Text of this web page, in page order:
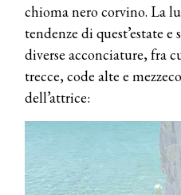
chioma nero corvino. La
tendenze di quest’estate
diverse acconciature, fra
trecce, code alte e
dell’attrice: